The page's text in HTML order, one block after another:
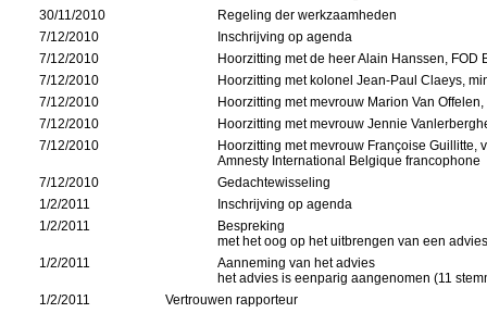
30/11/2010
Regeling der werkzaamheden
7/12/2010
Inschrijving op agenda
7/12/2010
Hoorzitting met de heer Alain Hanssen, FOD
7/12/2010
Hoorzitting met kolonel Jean-Paul Claeys,
7/12/2010
Hoorzitting met mevrouw Marion Van
7/12/2010
Hoorzitting met mevrouw Jennie
7/12/2010
Hoorzitting met mevrouw Françoise
Amnesty International Belgique francophone
7/12/2010
Gedachtewisseling
1/2/2011
Inschrijving op agenda
1/2/2011
Bespreking
met het oog op het uitbrengen van een
1/2/2011
Aanneming van het advies
het advies is eenparig aangenomen (11
1/2/2011
Vertrouwen rapporteur